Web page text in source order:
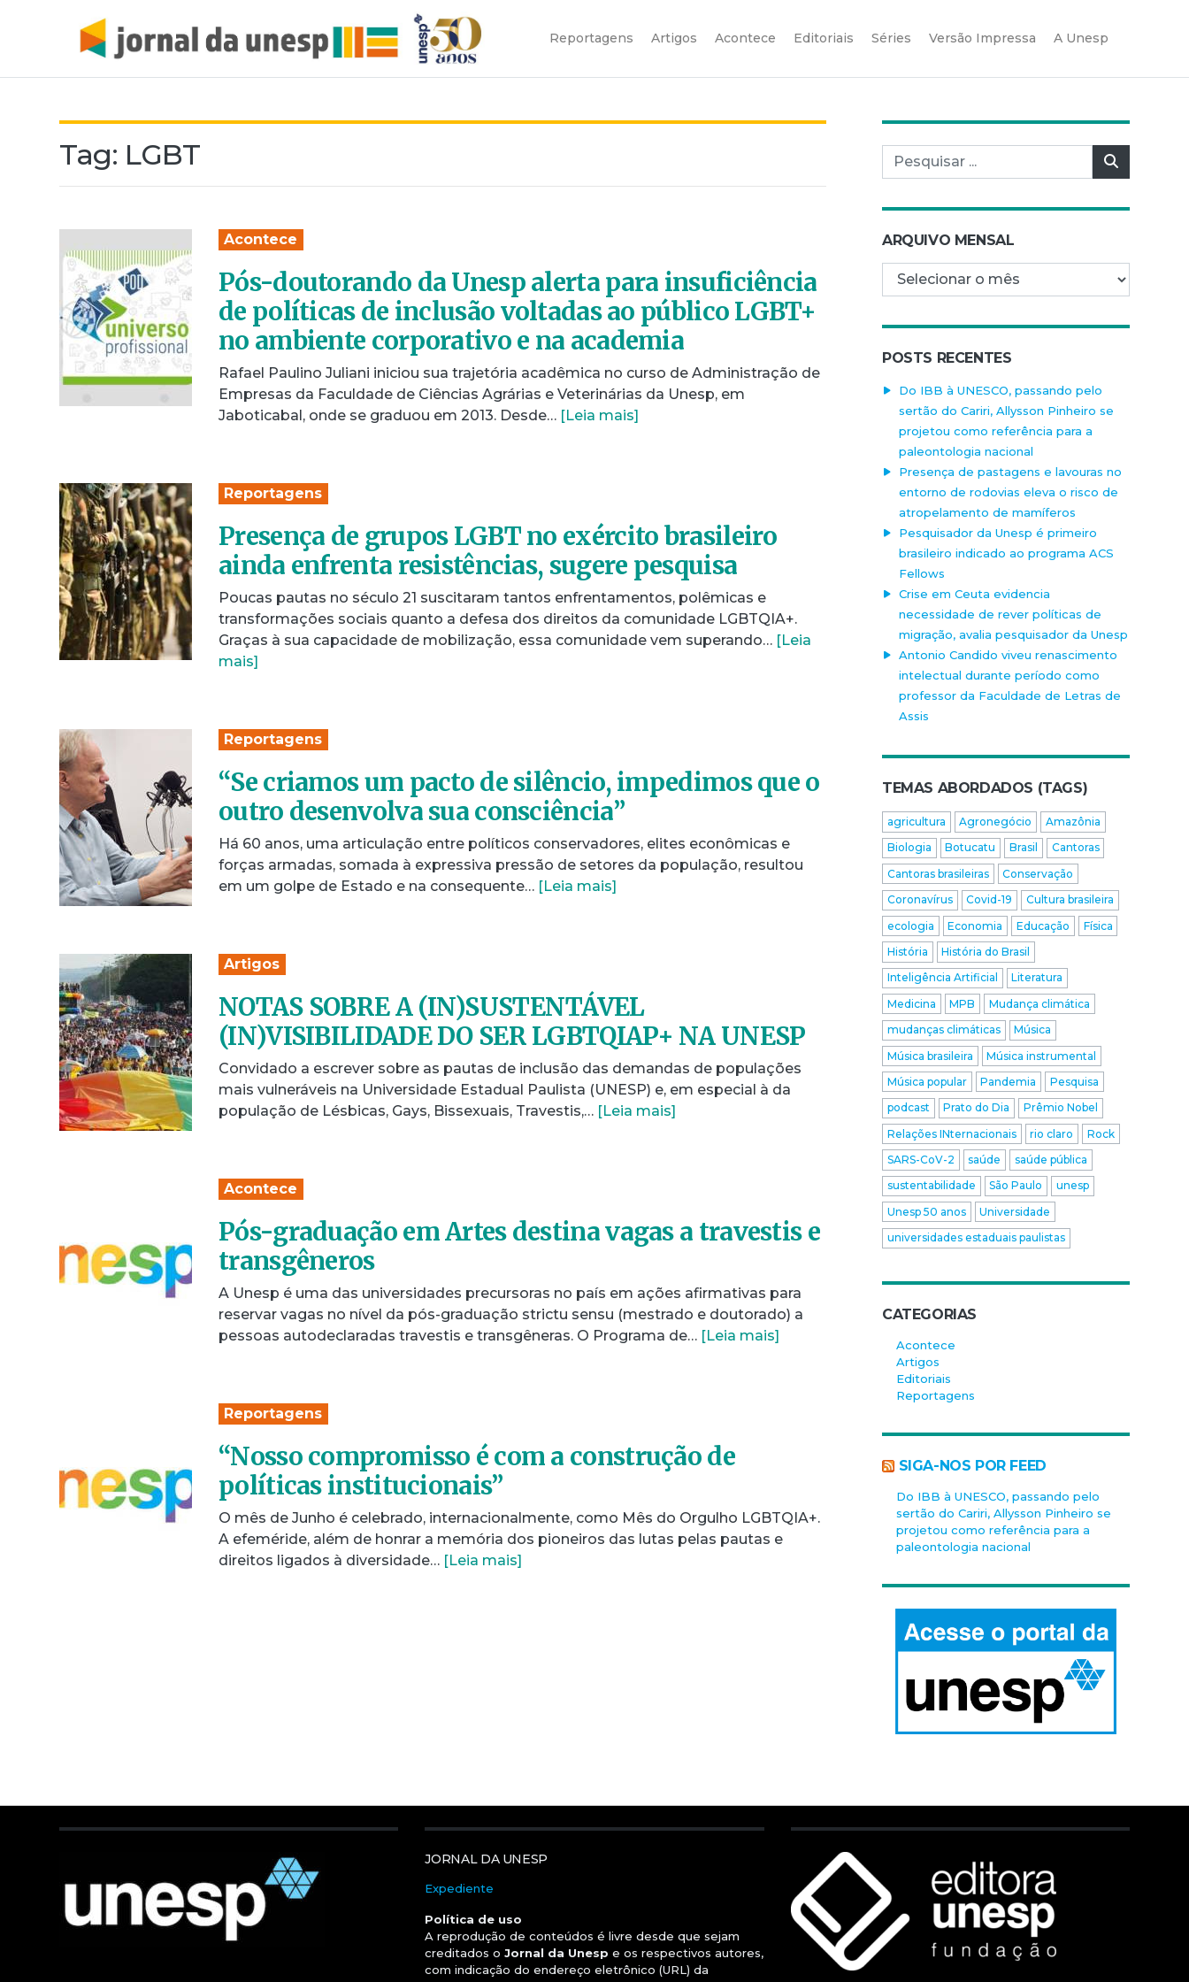
Reportagens Artigos Acontece Editoriais Séries Versão Impressa A Unesp
Tag: LGBT
Acontece
Pós-doutorando da Unesp alerta para insuficiência
de políticas de inclusão voltadas ao público LGBT+
no ambiente corporativo e na academia
Rafael Paulino Juliani iniciou sua trajetória acadêmica no curso de Administração de
Empresas da Faculdade de Ciências Agrárias e Veterinárias da Unesp, em
Jaboticabal, onde se graduou em 2013. Desde… [Leia mais]
Reportagens
Presença de grupos LGBT no exército brasileiro
ainda enfrenta resistências, sugere pesquisa
Poucas pautas no século 21 suscitaram tantos enfrentamentos, polêmicas e
transformações sociais quanto a defesa dos direitos da comunidade LGBTQIA+.
Graças à sua capacidade de mobilização, essa comunidade vem superando… [Leia
mais]
Reportagens
“Se criamos um pacto de silêncio, impedimos que o
outro desenvolva sua consciência”
Há 60 anos, uma articulação entre políticos conservadores, elites econômicas e
forças armadas, somada à expressiva pressão de setores da população, resultou
em um golpe de Estado e na consequente… [Leia mais]
Artigos
NOTAS SOBRE A (IN)SUSTENTÁVEL
(IN)VISIBILIDADE DO SER LGBTQIAP+ NA UNESP
Convidado a escrever sobre as pautas de inclusão das demandas de populações
mais vulneráveis na Universidade Estadual Paulista (UNESP) e, em especial à da
população de Lésbicas, Gays, Bissexuais, Travestis,… [Leia mais]
Acontece
Pós-graduação em Artes destina vagas a travestis e
transgêneros
A Unesp é uma das universidades precursoras no país em ações afirmativas para
reservar vagas no nível da pós-graduação strictu sensu (mestrado e doutorado) a
pessoas autodeclaradas travestis e transgêneras. O Programa de… [Leia mais]
Reportagens
“Nosso compromisso é com a construção de
políticas institucionais”
O mês de Junho é celebrado, internacionalmente, como Mês do Orgulho LGBTQIA+.
A efeméride, além de honrar a memória dos pioneiros das lutas pelas pautas e
direitos ligados à diversidade… [Leia mais]
Pesquisar por:
ARQUIVO MENSAL
Arquivo mensal
POSTS RECENTES
Do IBB à UNESCO, passando pelo
sertão do Cariri, Allysson Pinheiro se
projetou como referência para a
paleontologia nacional
Presença de pastagens e lavouras no
entorno de rodovias eleva o risco de
atropelamento de mamíferos
Pesquisador da Unesp é primeiro
brasileiro indicado ao programa ACS
Fellows
Crise em Ceuta evidencia
necessidade de rever políticas de
migração, avalia pesquisador da Unesp
Antonio Candido viveu renascimento
intelectual durante período como
professor da Faculdade de Letras de
Assis
TEMAS ABORDADOS (TAGS)
agricultura Agronegócio
Amazônia
Biologia
Botucatu Brasil
Cantoras
Cantoras brasileiras
Conservação
Coronavírus
Covid-19
Cultura brasileira
ecologia
Economia Educação
Física
História
História do Brasil
Inteligência Artificial
Literatura
Medicina
MPB
Mudança climática
mudanças climáticas
Música
Música brasileira
Música instrumental
Música popular
Pandemia
Pesquisa
podcast
Prato do Dia
Prêmio Nobel
Relações INternacionais
rio claro
Rock
SARS-CoV-2
saúde
saúde pública
sustentabilidade
São Paulo
unesp
Unesp 50 anos
Universidade
universidades estaduais paulistas
CATEGORIAS
Acontece
Artigos
Editoriais
Reportagens
SIGA-NOS POR FEED
Do IBB à UNESCO, passando pelo
sertão do Cariri, Allysson Pinheiro se
projetou como referência para a
paleontologia nacional
JORNAL DA UNESP
Expediente
Política de uso
A reprodução de conteúdos é livre desde que sejam
creditados oJornal da Unesp e os respectivos autores,
com indicação do endereço eletrônico (URL) da